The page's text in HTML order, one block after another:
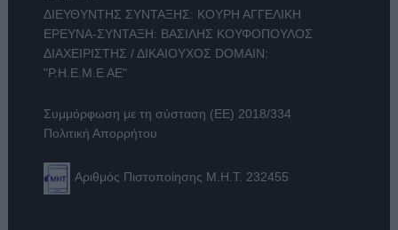
ΔΙΕΥΘΥΝΤΗΣ ΣΥΝΤΑΞΗΣ: ΚΟΥΡΗ ΑΓΓΕΛΙΚΗ
ΕΡΕΥΝΑ-ΣΥΝΤΑΞΗ: ΒΑΣΙΛΗΣ ΚΟΥΦΟΠΟΥΛΟΣ
ΔΙΑΧΕΙΡΙΣΤΗΣ / ΔΙΚΑΙΟΥΧΟΣ DOMAIN:
"Ρ.Η.Ε.Μ.Ε ΑΕ"
Συμμόρφωση με τη σύσταση (ΕΕ) 2018/334
Πολιτική Απορρήτου
Αριθμός Πιστοποίησης Μ.Η.Τ. 232455